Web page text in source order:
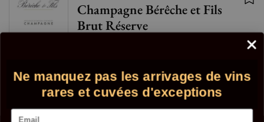
Champagne Bérêche et Fils
Brut Réserve
52€ +
Ne manquez pas les arrivages de vins
rares et cuvées d'exceptions
Email